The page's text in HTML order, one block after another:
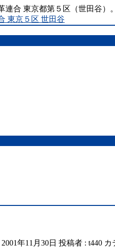
合 東京都第５区（世田谷
東京５区 世田谷
年11月30日 投稿者 : t440 カ